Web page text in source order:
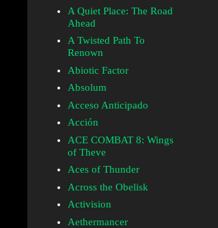
A Quiet Place: The Road
Ahead
A Twisted Path To
Renown
Abiotic Factor
Absolum
Acceso Anticipado
Acción
ACE COMBAT 8: Wings
of Theve
Aces of Thunder
Across the Obelisk
Activision
Aethermancer